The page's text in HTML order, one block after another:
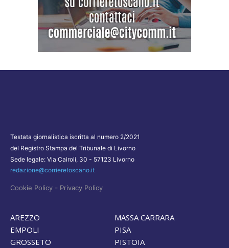
Testata giornalistica iscritta al numero 2/2021
del Registro Stampa del Tribunale di Livorno
Sede legale: Via Cairoli, 30 - 57123 Livorno
redazione@corrieretoscano.it
Cookie Policy - Privacy Policy
AREZZO
EMPOLI
GROSSETO
MASSA CARRARA
PISA
PISTOIA